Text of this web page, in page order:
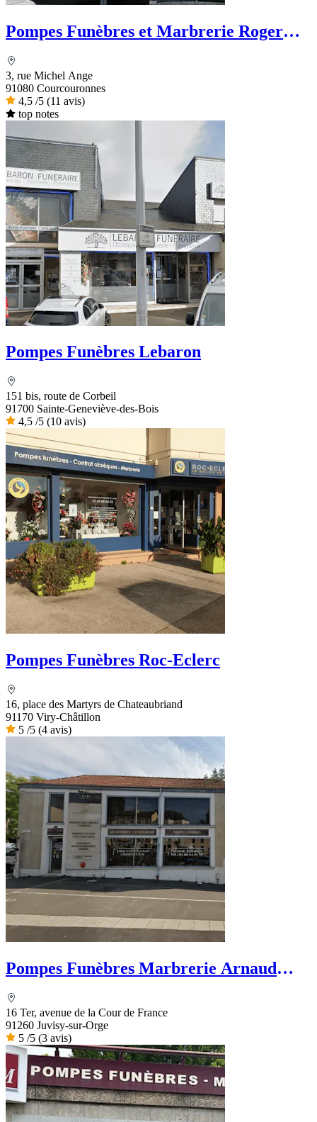
Pompes Funèbres et Marbrerie Roger
3, rue Michel Ange
91080 Courcouronnes
4,5 /5 (11 avis)
top notes
Pompes Funèbres Lebaron
151 bis, route de Corbeil
91700 Sainte-Geneviève-des-Bois
4,5 /5 (10 avis)
Pompes Funèbres Roc-Eclerc
16, place des Martyrs de Chateaubriand
91170 Viry-Châtillon
5 /5 (4 avis)
Pompes Funèbres Marbrerie Arnaud
16 Ter, avenue de la Cour de France
91260 Juvisy-sur-Orge
5 /5 (3 avis)